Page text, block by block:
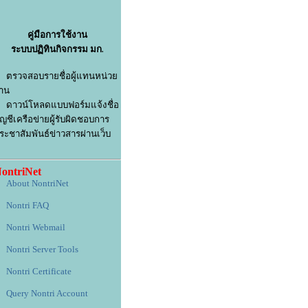
คู่มือการใช้งาน
ระบบปฏิทินกิจกรรม มก.
ตรวจสอบรายชื่อผู้แทนหน่วย
น
ดาวน์โหลดแบบฟอร์มแจ้งชื่อ
ชีเครือข่ายผู้รับผิดชอบการ
ะชาสัมพันธ์ข่าวสารผ่านเว็บ
About NontriNet
Nontri FAQ
Nontri Webmail
Nontri Server Tools
Nontri Certificate
Query Nontri Account